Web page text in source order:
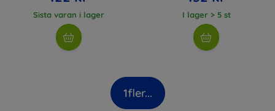
Sista varan i lager I lager > 5 st
1fler...